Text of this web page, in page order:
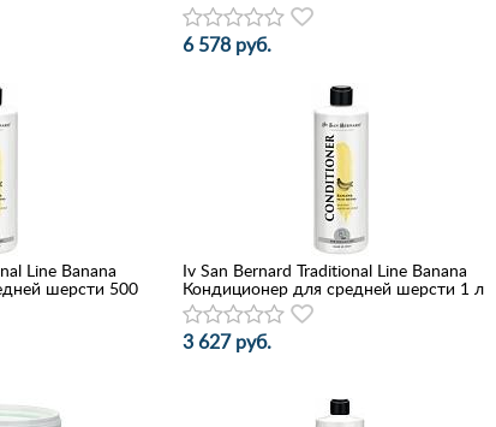
6 578 руб.
Line Banana
шерсти 500
Iv San Bernard Traditional Line Banana
Кондиционер для средней шерсти 1 л
3 627 руб.